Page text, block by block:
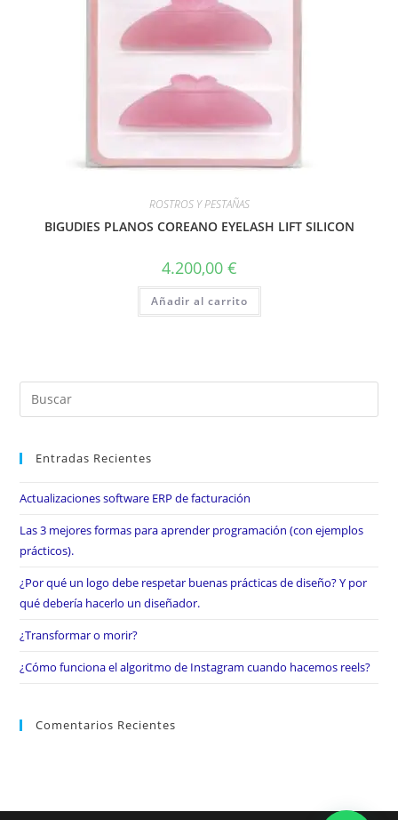
ROSTROS Y PESTAÑAS
BIGUDIES PLANOS COREANO EYELASH LIFT SILICON
4.200,00 €
Añadir al carrito
Entradas Recientes
Actualizaciones software ERP de facturación
Las 3 mejores formas para aprender programación (con ejemplos
prácticos).
¿Por qué un logo debe respetar buenas prácticas de diseño? Y por
qué debería hacerlo un diseñador.
¿Transformar o morir?
¿Cómo funciona el algoritmo de Instagram cuando hacemos reels?
Comentarios Recientes